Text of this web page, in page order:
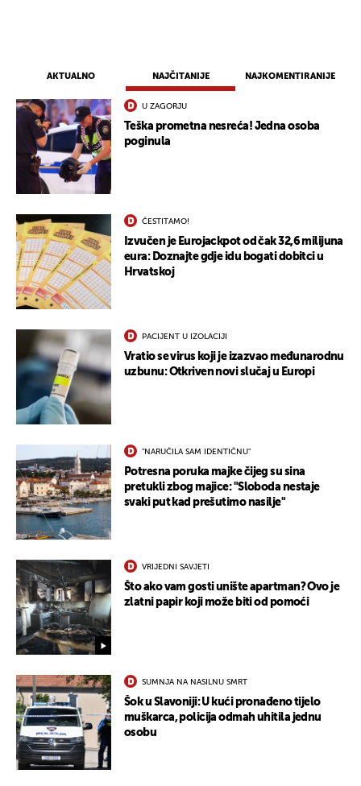
AKTUALNO NAJČITANIJE NAJKOMENTIRANIJE
U ZAGORJU
Teška prometna nesreća! Jedna osoba
poginula
ČESTITAMO!
Izvučen je Eurojackpot od čak 32,6 milijuna
eura: Doznajte gdje idu bogati dobitci u
Hrvatskoj
PACIJENT U IZOLACIJI
Vratio se virus koji je izazvao međunarodnu
uzbunu: Otkriven novi slučaj u Europi
"NARUČILA SAM IDENTIČNU"
Potresna poruka majke čijeg su sina
pretukli zbog majice: "Sloboda nestaje
svaki put kad prešutimo nasilje"
VRIJEDNI SAVJETI
Što ako vam gosti unište apartman? Ovo je
zlatni papir koji može biti od pomoći
SUMNJA NA NASILNU SMRT
Šok u Slavoniji: U kući pronađeno tijelo
muškarca, policija odmah uhitila jednu
osobu
UKLJUČITE NOTIFIKACIJE